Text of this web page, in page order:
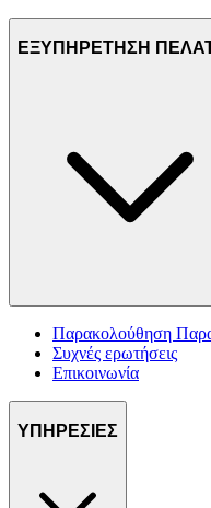
ΕΞΥΠΗΡΕΤΗΣΗ
Παρακολούθηση
Συχνές ερωτήσεις
Επικοινωνία
ΥΠΗΡΕΣΙΕΣ